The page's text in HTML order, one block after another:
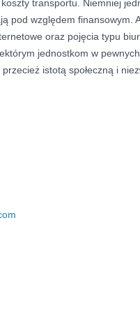
transportu. Niemniej
pod względem finansowym.
oraz pojęcia typu
jednostkom w
istotą społeczną i